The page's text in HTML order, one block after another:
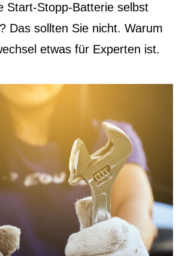
Start-Stopp-Batterie selbst
Das sollten Sie nicht. Warum
etwas für Experten ist.